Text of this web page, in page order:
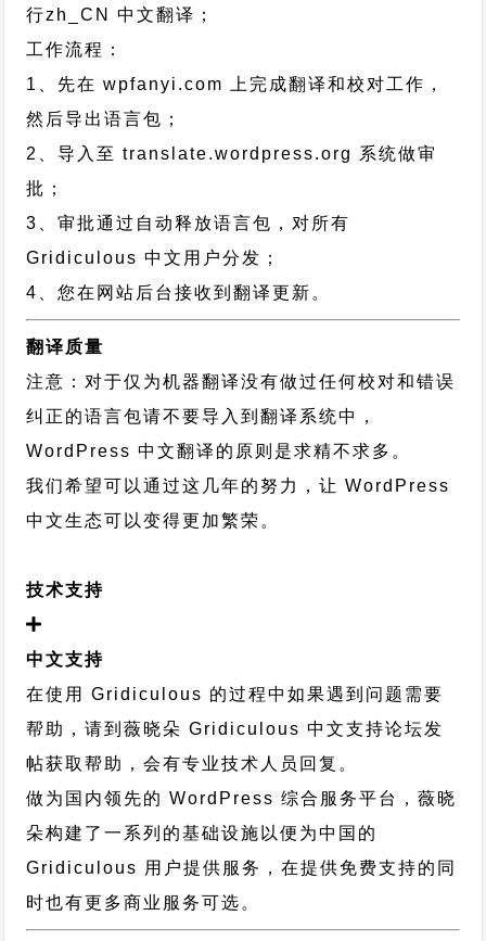
行zh_CN
中文翻译；
工作流程：
1、先在 wpfanyi.com 上完成翻译和校对工作，
然后导出语言包；
2、导入至 translate.wordpress.org 系统做审
批；
3、审批通过自动释放语言包，对所有
Gridiculous 中文用户分发；
4、您在网站后台接收到翻译更新。
翻译质量
注意：对于仅为机器翻译没有做过任何校对和错误
纠正的语言包请不要导入到翻译系统中，
WordPress 中文翻译的原则 是求精不求多。
我们希望可以通过这几年的努力，让 WordPress
中文生态可以变得更加繁荣。
技术支持
中文支持
在使用 Gridiculous 的过程中如果遇到问题需要
帮助，请到薇晓朵 Gridiculous 中文支持论坛发
帖获取帮助，会有专业技术人员回复。
做为国内领先的 WordPress 综合服务平台，薇晓
朵构建了一系列的基础设施以便为中国的
Gridiculous 用户提供服务，在提供免费支持的同
时也有更多商业服务可选。